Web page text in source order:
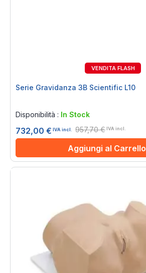
VENDITA FLASH
Serie Gravidanza 3B Scientific L10
Disponibilità : In Stock
732,00 € IVA incl. 957,70 € IVA incl.
Aggiungi al Carrello